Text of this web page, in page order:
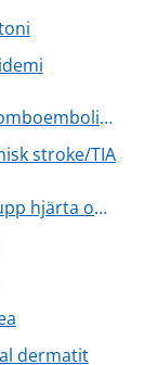
Venös tromboembolism
stroke/TIA
Terapigrupp hjärta och kärl
dermatit